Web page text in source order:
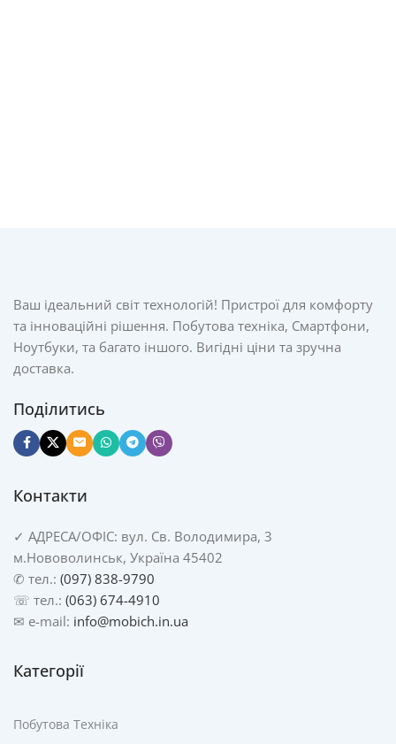
Ваш ідеальний світ технологій! Пристрої для комфорту
та інноваційні рішення. Побутова техніка, Смартфони,
Ноутбуки, та багато іншого. Вигідні ціни та зручна
доставка.
Поділитись
Контакти
✓ АДРЕСА/ОФІС: вул. Св. Володимира, 3
м.Нововолинськ, Україна 45402
✆ тел.: (097) 838-9790
☏ тел.: (063) 674-4910
✉ e-mail: info@mobich.in.ua
Категорії
Побутова Техніка